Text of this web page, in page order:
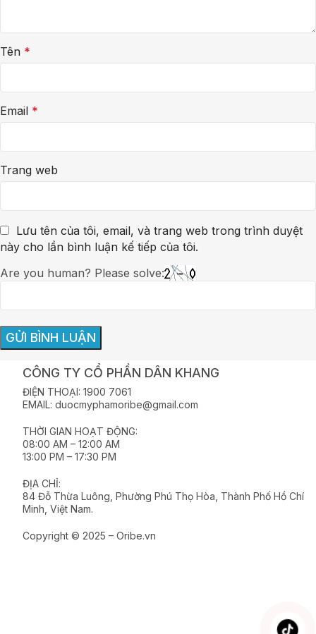
Tên *
Email *
Trang web
Lưu tên của tôi, email, và trang web trong trình duyệt
này cho lần bình luận kế tiếp của tôi.
Are you human? Please solve:
CÔNG TY CỔ PHẦN DÂN KHANG
ĐIỆN THOẠI: 1900 7061
EMAIL: duocmyphamoribe@gmail.com
THỜI GIAN HOẠT ĐỘNG:
08:00 AM – 12:00 AM
13:00 PM – 17:30 PM
ĐỊA CHỈ:
84 Đỗ Thừa Luông, Phường Phú Thọ Hòa, Thành Phố Hồ Chí
Minh, Việt Nam.
Copyright © 2025 – Oribe.vn